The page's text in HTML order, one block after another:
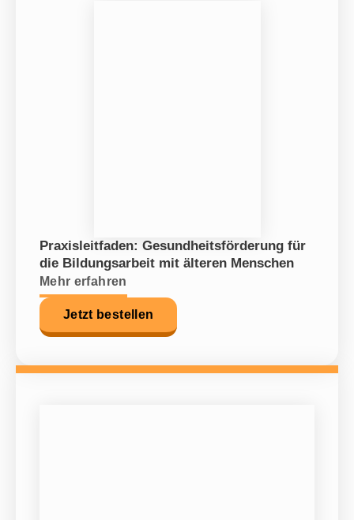
Praxisleitfaden: Gesundheitsförderung für
die Bildungsarbeit mit älteren Menschen
Mehr erfahren
Jetzt bestellen